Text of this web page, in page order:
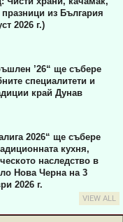
из България
2026 г.)
’26“ ще събере
специалитети и
край Дунав
2026“ ще събере
кухня,
наследство в
Нова Черна на 3
2026 г.
VIEW ALL